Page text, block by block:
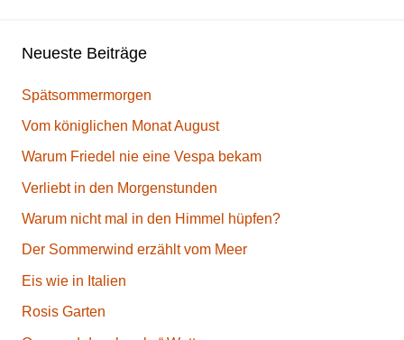
Neueste Beiträge
Spätsommermorgen
Vom königlichen Monat August
Warum Friedel nie eine Vespa bekam
Verliebt in den Morgenstunden
Warum nicht mal in den Himmel hüpfen?
Der Sommerwind erzählt vom Meer
Eis wie in Italien
Rosis Garten